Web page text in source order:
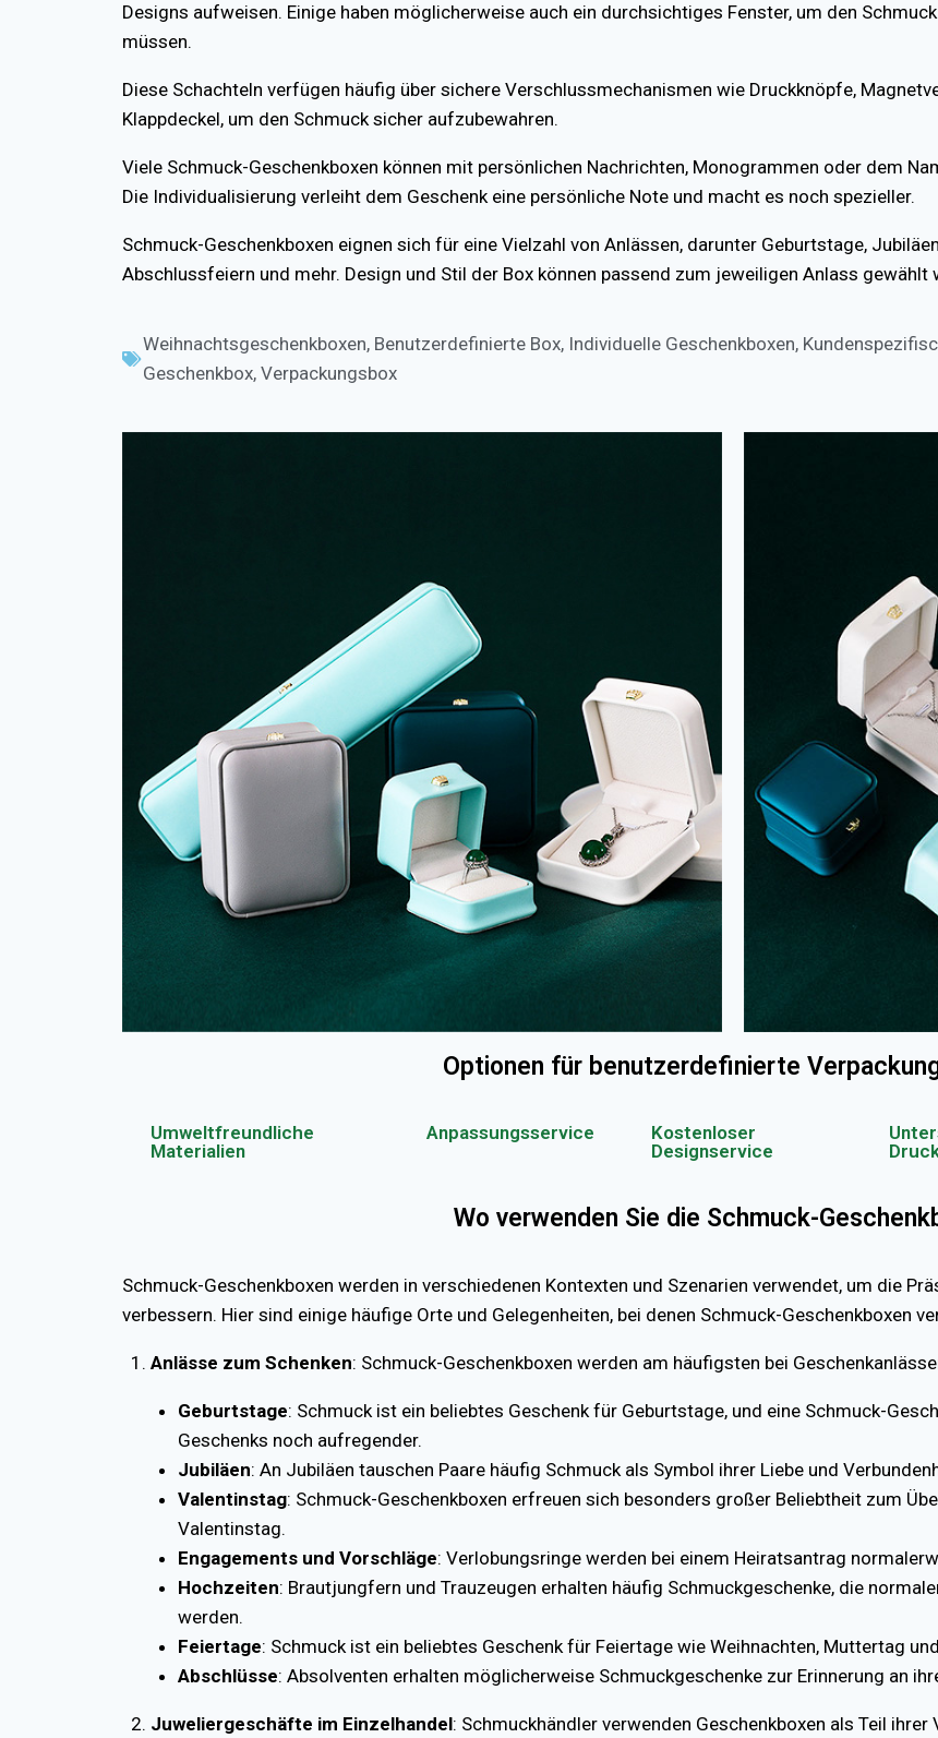
Designs aufweisen. Einige haben möglicherweise auch ein durchsichtiges Fenster, um den
müssen.
Diese Schachteln verfügen häufig über sichere Verschlussmechanismen wie Druckknöpfe,
Klappdeckel, um den Schmuck sicher aufzubewahren.
Viele Schmuck-Geschenkboxen können mit persönlichen Nachrichten, Monogrammen oder dem
Die Individualisierung verleiht dem Geschenk eine persönliche Note und macht es noch spezieller.
Schmuck-Geschenkboxen eignen sich für eine Vielzahl von Anlässen, darunter Geburtstage,
Abschlussfeiern und mehr. Design und Stil der Box können passend zum jeweiligen Anlass gewählt
Weihnachtsgeschenkboxen, Benutzerdefinierte Box, Individuelle Geschenkboxen,
Geschenkbox, Verpackungsbox
Optionen für benutzerdefinierte
Umweltfreundliche
Materialien
Anpassungsservice
Kostenloser
Designservice
Wo verwenden Sie die Schmuck-
Schmuck-Geschenkboxen werden in verschiedenen Kontexten und Szenarien verwendet, um die
verbessern. Hier sind einige häufige Orte und Gelegenheiten, bei denen Schmuck-Geschenkboxen
Anlässe zum Schenken: Schmuck-Geschenkboxen werden am häufigsten bei
Geburtstage: Schmuck ist ein beliebtes Geschenk für Geburtstage, und eine Schmuck-
Geschenks noch aufregender.
Jubiläen: An Jubiläen tauschen Paare häufig Schmuck als Symbol ihrer Liebe und
Valentinstag: Schmuck-Geschenkboxen erfreuen sich besonders großer Beliebtheit zum
Valentinstag.
Engagements und Vorschläge: Verlobungsringe werden bei einem Heiratsantrag
Hochzeiten: Brautjungfern und Trauzeugen erhalten häufig Schmuckgeschenke, die
werden.
Feiertage: Schmuck ist ein beliebtes Geschenk für Feiertage wie Weihnachten, Muttertag
Abschlüsse: Absolventen erhalten möglicherweise Schmuckgeschenke zur Erinnerung an
Juweliergeschäfte im Einzelhandel: Schmuckhändler verwenden Geschenkboxen als Teil